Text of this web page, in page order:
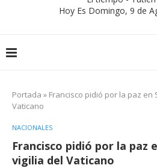
Hoy Es Domingo, 9 de
Portada » Francisco pidió por la paz en
Vaticano
NACIONALES
Francisco pidió por la paz
vigilia del Vaticano